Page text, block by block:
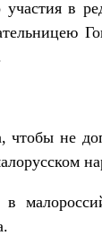
в
чтобы не